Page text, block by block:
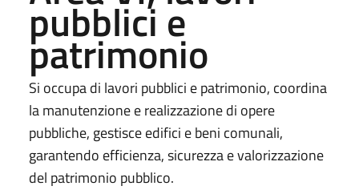
pubblici e
patrimonio
Si occupa di lavori pubblici e patrimonio, coordina
la manutenzione e realizzazione di opere
pubbliche, gestisce edifici e beni comunali,
garantendo efficienza, sicurezza e valorizzazione
del patrimonio pubblico.